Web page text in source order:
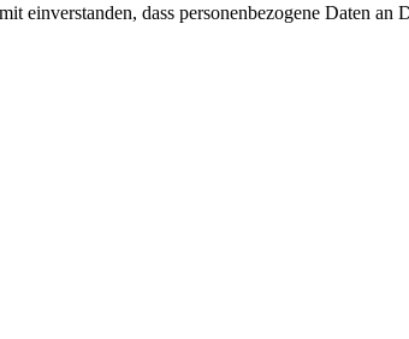
einverstanden, dass personenbezogene Daten